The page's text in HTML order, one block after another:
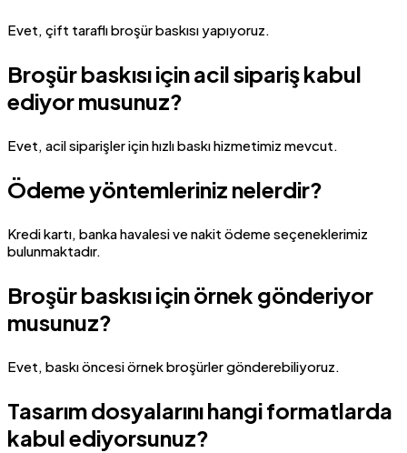
Evet, çift taraflı broşür baskısı yapıyoruz.
Broşür baskısı için acil sipariş kabul
ediyor musunuz?
Evet, acil siparişler için hızlı baskı hizmetimiz mevcut.
Ödeme yöntemleriniz nelerdir?
Kredi kartı, banka havalesi ve nakit ödeme seçeneklerimiz
bulunmaktadır.
Broşür baskısı için örnek gönderiyor
musunuz?
Evet, baskı öncesi örnek broşürler gönderebiliyoruz.
Tasarım dosyalarını hangi formatlarda
kabul ediyorsunuz?